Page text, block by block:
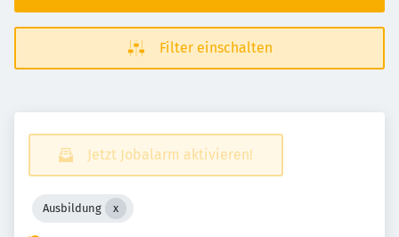
Filter einschalten
Jetzt Jobalarm aktivieren!
Ausbildung